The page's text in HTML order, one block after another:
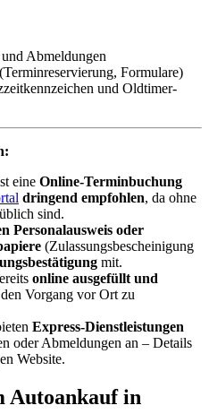
Abmeldungen
Formulare)
und Oldtimer-
eine Online-Terminbuchung
dringend empfohlen, da ohne
sind.
Personalausweis oder
(Zulassungsbescheinigung
mit.
online ausgefüllt und
Vorgang vor Ort zu
Express-Dienstleistungen
oder Abmeldungen an – Details
Website.
Autoankauf in